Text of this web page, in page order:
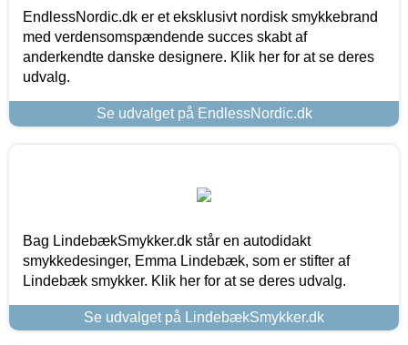
EndlessNordic.dk er et eksklusivt nordisk smykkebrand
med verdensomspændende succes skabt af
anderkendte danske designere. Klik her for at se deres
udvalg.
Se udvalget på EndlessNordic.dk
Bag LindebækSmykker.dk står en autodidakt
smykkedesinger, Emma Lindebæk, som er stifter af
Lindebæk smykker. Klik her for at se deres udvalg.
Se udvalget på LindebækSmykker.dk